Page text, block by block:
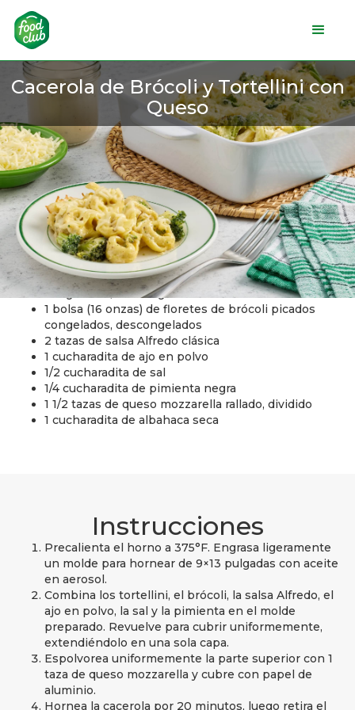
Cacerola de Brócoli y Tortellini con
Queso
Ingredientes
1 paquete (12 onzas) de tortellini de queso
congelados, descongelados
1 bolsa (16 onzas) de floretes de brócoli picados
congelados, descongelados
2 tazas de salsa Alfredo clásica
1 cucharadita de ajo en polvo
1/2 cucharadita de sal
1/4 cucharadita de pimienta negra
1 1/2 tazas de queso mozzarella rallado, dividido
1 cucharadita de albahaca seca
Instrucciones
Precalienta el horno a 375°F. Engrasa ligeramente
un molde para hornear de 9×13 pulgadas con aceite
en aerosol.
Combina los tortellini, el brócoli, la salsa Alfredo, el
ajo en polvo, la sal y la pimienta en el molde
preparado. Revuelve para cubrir uniformemente,
extendiéndolo en una sola capa.
Espolvorea uniformemente la parte superior con 1
taza de queso mozzarella y cubre con papel de
aluminio.
Hornea la cacerola por 20 minutos, luego retira el